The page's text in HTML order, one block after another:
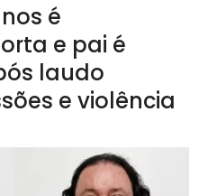
é
e pai é
laudo
e violência